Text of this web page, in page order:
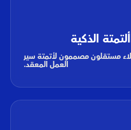
الذكية
مستقلون مصممون لأتمتة سير
العمل المعقد.